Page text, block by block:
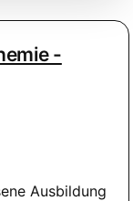
-
Ausbildung